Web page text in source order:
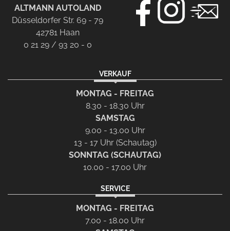
ALTMANN AUTOLAND
Düsseldorfer Str. 69 - 79
42781 Haan
0 21 29 / 93 20 - 0
VERKAUF
MONTAG - FREITAG
8.30 - 18.30 Uhr
SAMSTAG
9.00 - 13.00 Uhr
13 - 17 Uhr (Schautag)
SONNTAG (SCHAUTAG)
10.00 - 17.00 Uhr
SERVICE
MONTAG - FREITAG
7.00 - 18.00 Uhr